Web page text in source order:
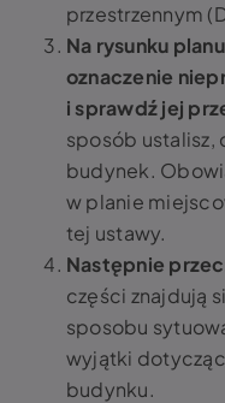
przestrzennym
Na rysunku
oznaczenie
i sprawdź jej
sposób ustalisz,
budynek.
w planie
tej ustawy.
Następnie
części znajdują
sposobu
wyjątki
budynku.